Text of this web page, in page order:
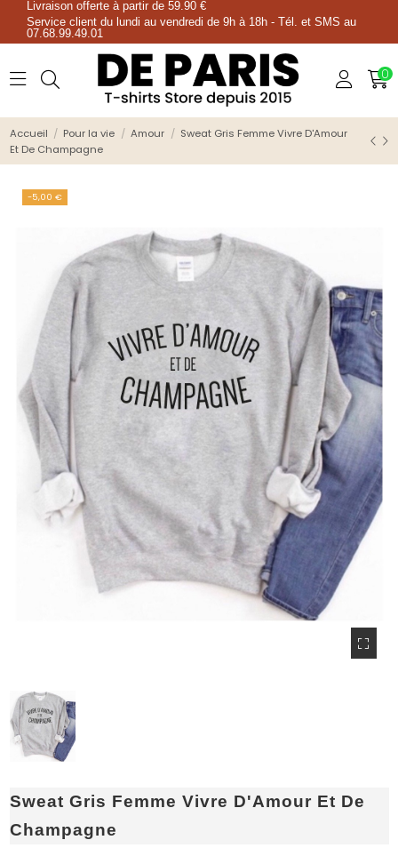
Livraison offerte à partir de 59.90 €
Service client du lundi au vendredi de 9h à 18h - Tél. et SMS au
07.68.99.49.01
0
Accueil Pour la vie Amour
Sweat Gris Femme Vivre D'Amour
Et De Champagne
-5,00 €
Sweat Gris Femme Vivre D'Amour Et De
Champagne